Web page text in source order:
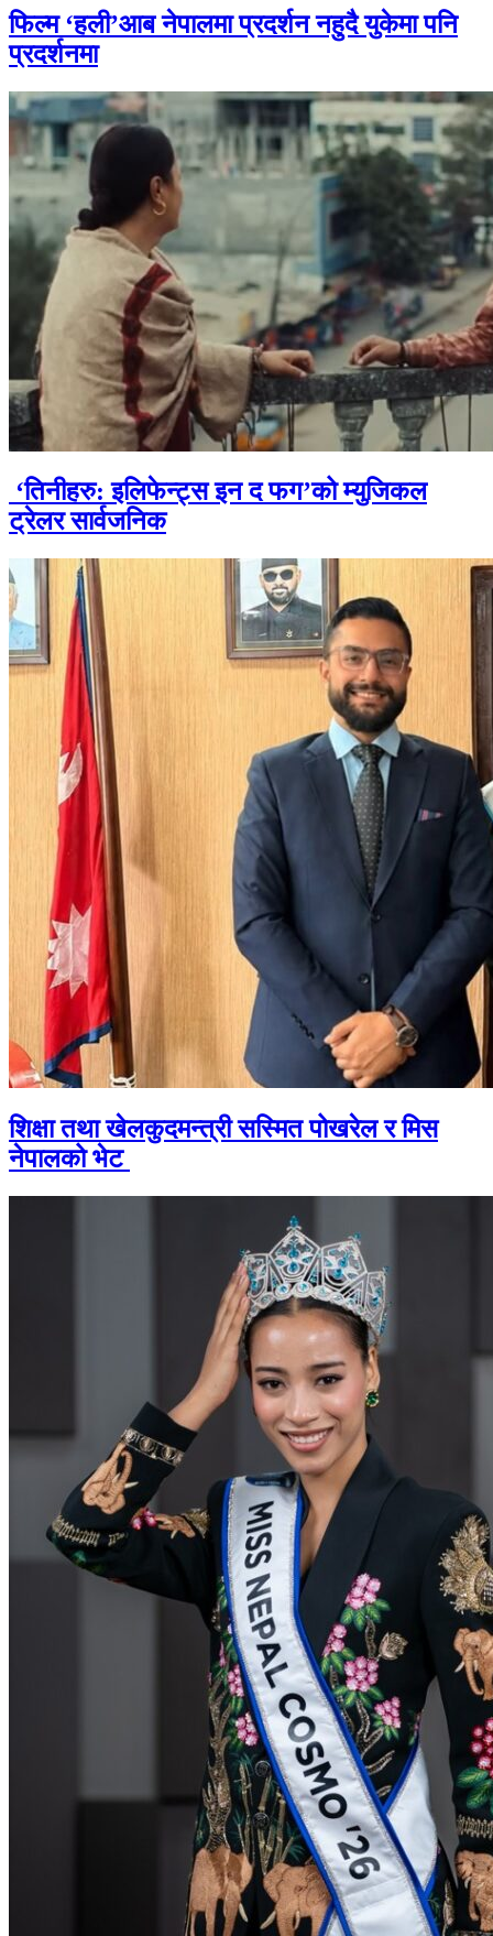
फिल्म ‘हली’आब नेपालमा प्रदर्शन नहुदै युकेमा पनि
प्रदर्शनमा
‘तिनीहरु: इलिफेन्ट्स इन द फग’को म्युजिकल
ट्रेलर सार्वजनिक
शिक्षा तथा खेलकुदमन्त्री सस्मित पोखरेल र मिस
नेपालको भेट